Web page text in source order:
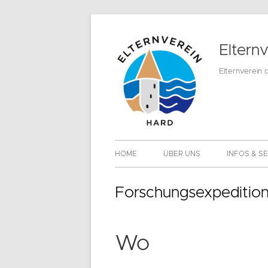
Elternverein
Primäres
HOME ÜBER UNS INFOS &
Wo